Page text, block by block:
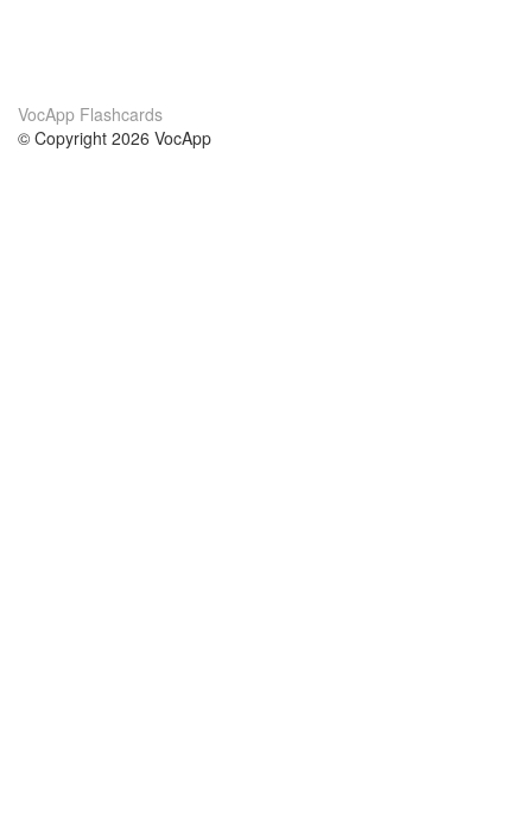
VocApp Flashcards
© Copyright 2026 VocApp